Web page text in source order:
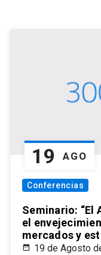
19 AGO
Conferencias
Seminario: “El
el
mercados y
19 de Agosto